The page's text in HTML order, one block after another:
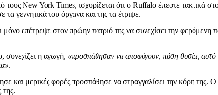
New York Times, ισχυρίζεται ότι ο Ruffalo έπεφτε τακτικά
τα γεννητικά του όργανα και της τα έτριψε.
μόνο επέτρεψε στον πρώην πατριό της να συνεχίσει την
συνεχίζει η αγωγή, «προσπάθησαν να αποφύγουν, πάση θυσία,
.
και μερικές φορές προσπάθησε να στραγγαλίσει την κόρη
της.